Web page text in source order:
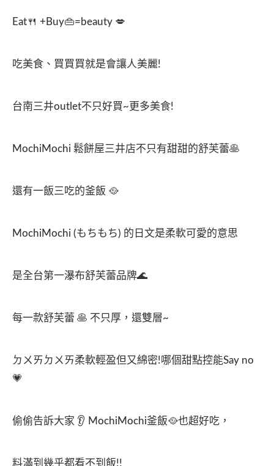
Eat🍴 +Buy👜=beauty 💋
吃美食、買買買就是會讓人美麗!
台南三井outlet不只好買~更多美食!
MochiMochi 鬆餅屋三井店不只有甜甜的舒芙蕾🥞
還有一飯三吃的釜飯 🥘
MochiMochi (もちもち) 的日文是柔軟可愛的意思
是全台第一瀑布舒芙蕾品牌🌊
每一款舒芙蕾 🥞 不只厚，還雙層~
ㄉㄨㄞㄉㄨㄞ柔軟輕盈但又綿密!哪個甜點控能Say no
💗
偷偷告訴大家 👂 MochiMochi釜飯🥘也超好吃，
料滿到幾乎都看不到飯!!